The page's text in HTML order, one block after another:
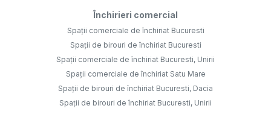
Închirieri comercial
Spații comerciale de închiriat Bucuresti
Spații de birouri de închiriat Bucuresti
Spații comerciale de închiriat Bucuresti, Unirii
Spații comerciale de închiriat Satu Mare
Spații de birouri de închiriat Bucuresti, Dacia
Spații de birouri de închiriat Bucuresti, Unirii